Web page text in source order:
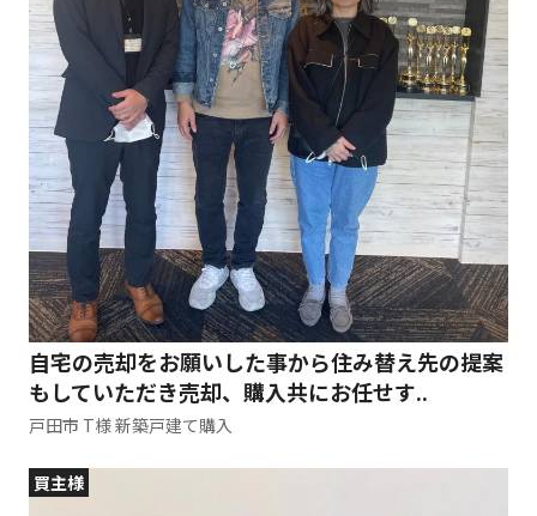
自宅の売却をお願いした事から住み替え先の提案
もしていただき売却、購入共にお任せす..
戸田市 T様 新築戸建て購入
買主様